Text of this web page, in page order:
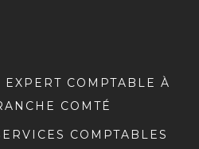
COMPTABLE À
COMTÉ
COMPTABLES